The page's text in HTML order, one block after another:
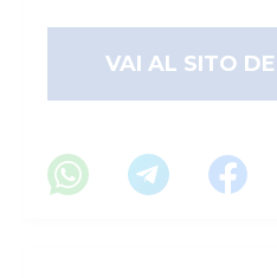
VAI AL SITO